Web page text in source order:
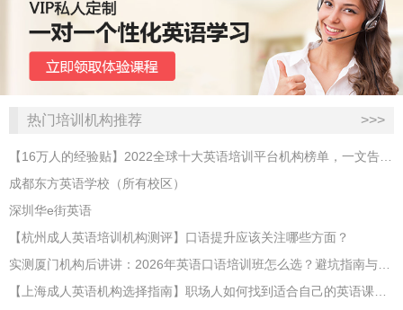
热门培训机构推荐 >>>
【16万人的经验贴】2022全球十大英语培训平台机构榜单，一文告诉你
成都东方英语学校（所有校区）
深圳华e街英语
【杭州成人英语培训机构测评】口语提升应该关注哪些方面？
实测厦门机构后讲讲：2026年英语口语培训班怎么选？避坑指南与高效学习新范式
【上海成人英语机构选择指南】职场人如何找到适合自己的英语课程？